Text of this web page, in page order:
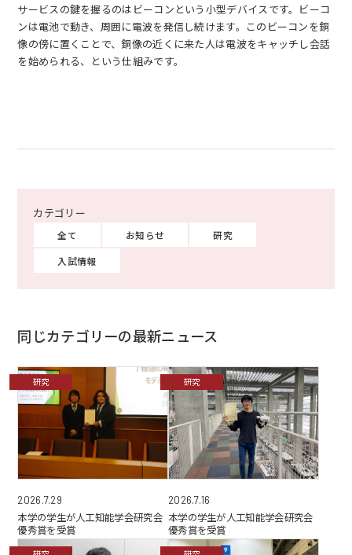
サービスの鍵を握るのはビーコンという小型デバイスです。ビーコ
ンは電池で動き、周囲に電波を発信し続けます。このビーコンを銅
像の傍に置くことで、銅像の近くに来た人は電波をキャッチし会話
を始められる、という仕組みです。
全て お知らせ
研究
入試情報
同じカテゴリーの最新ニュース
研究
2026.7.29
本学の学生が人工知能学会研究会
優秀賞を受賞
研究
2026.7.16
本学の学生が人工知能学会研究会
優秀賞を受賞